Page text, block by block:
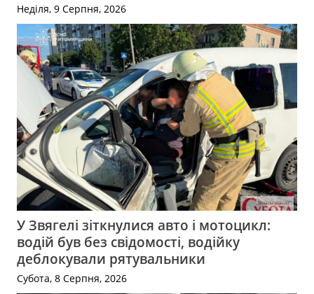
Неділя, 9 Серпня, 2026
У Звягелі зіткнулися авто і мотоцикл:
водій був без свідомості, водійку
деблокували рятувальники
Субота, 8 Серпня, 2026